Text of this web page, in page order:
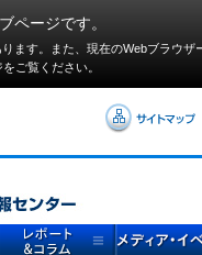
ページです。
ます。また、現在のWebブラウザ
ご覧ください。